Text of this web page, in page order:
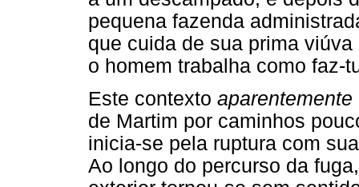
pequena fazenda
que cuida de sua prima
o homem trabalha como faz-
Este contexto aparentemente
de Martim por caminhos
inicia-se pela ruptura com
Ao longo do percurso da